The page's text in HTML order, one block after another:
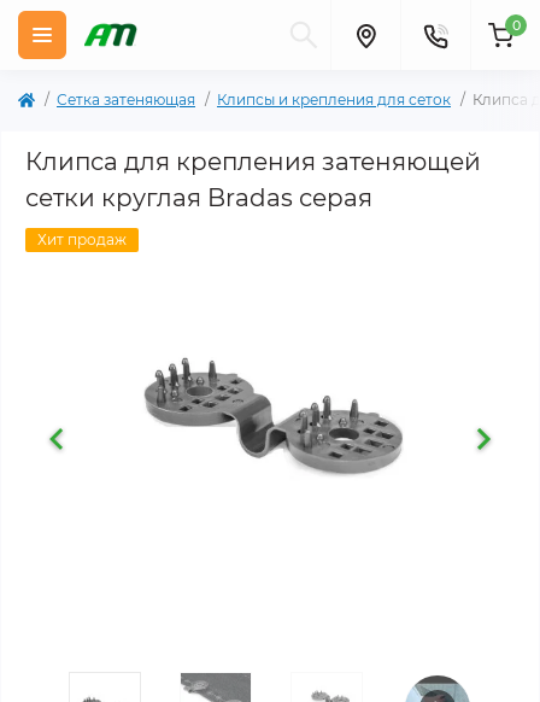
0
Сетка затеняющая Клипсы и крепления для сеток Клипса
Клипса для крепления затеняющей
сетки круглая Bradas серая
Хит продаж